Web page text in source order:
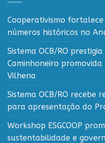
Cooperativismo
números históricos no
Sistema OCB/RO
Caminhoneiro promovida
Vilhena
Sistema OCB/RO recebe
para apresentação do
Workshop ESGCOOP
sustentabilidade e